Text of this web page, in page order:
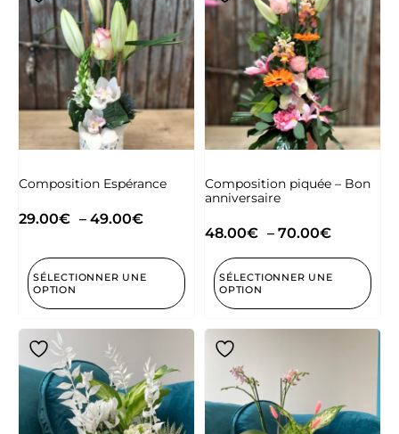
Composition Espérance
29.00€ – 49.00€
SÉLECTIONNER UNE
OPTION
Composition piquée – Bon
anniversaire
48.00€ – 70.00€
SÉLECTIONNER UNE
OPTION